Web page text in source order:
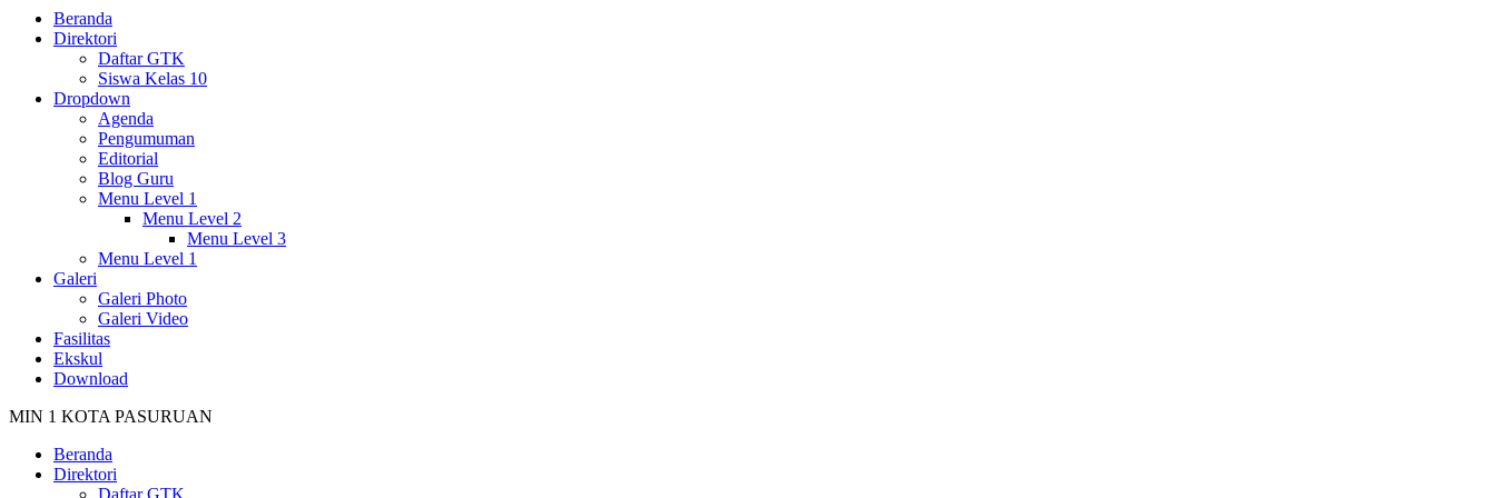
Beranda
Direktori
Daftar GTK
Siswa Kelas 10
Dropdown
Agenda
Pengumuman
Editorial
Blog Guru
Menu Level 1
Menu Level 2
Menu Level 3
Menu Level 1
Galeri
Galeri Photo
Galeri Video
Fasilitas
Ekskul
Download
MIN 1 KOTA PASURUAN
Beranda
Direktori
Daftar GTK